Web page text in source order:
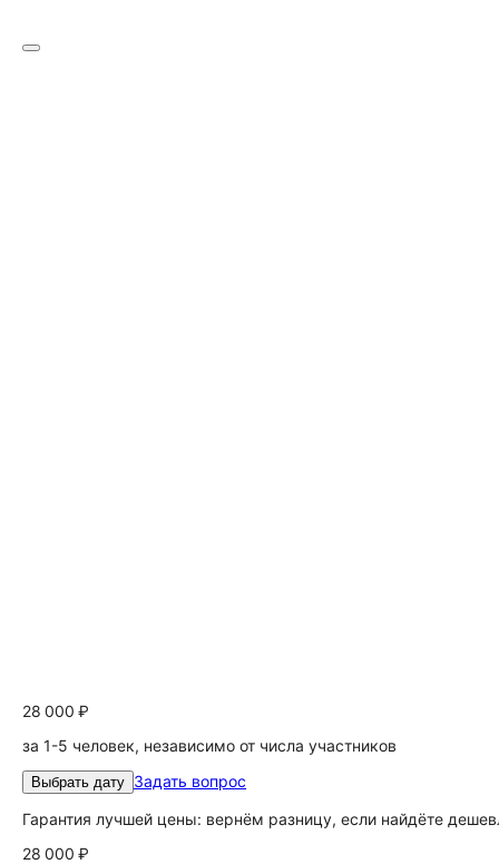
28 000 ₽
за 1-5 человек, независимо от числа участников
Выбрать дату Задать вопрос
Гарантия лучшей цены: вернём разницу, если найдёте
28 000 ₽